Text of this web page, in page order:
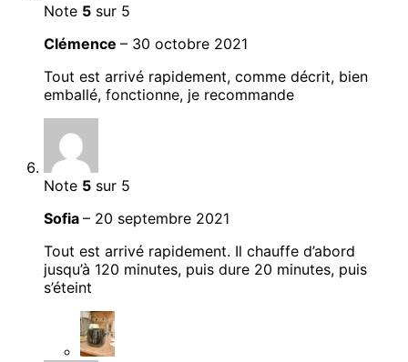
Note 5 sur 5
Clémence – 30 octobre 2021
Tout est arrivé rapidement, comme décrit, bien
emballé, fonctionne, je recommande
Note 5 sur 5
Sofia – 20 septembre 2021
Tout est arrivé rapidement. Il chauffe d’abord
jusqu’à 120 minutes, puis dure 20 minutes, puis
s’éteint